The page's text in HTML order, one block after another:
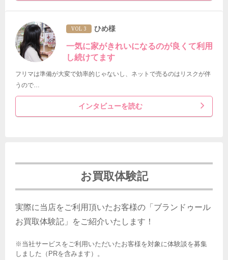
VOL 3 ひめ様
一気に家がきれいになるのが良くて利用
し続けてます
フリマは準備が大変で効率的じゃないし、ネットで売るのはリスクが伴
うので…
インタビューを読む
お買取体験記
実際に当店をご利用頂いたお客様の「ブランドゥール
お買取体験記」をご紹介いたします！
※当社サービスをご利用いただいたお客様を対象に体験談を募集
しました（PRを含みます）。